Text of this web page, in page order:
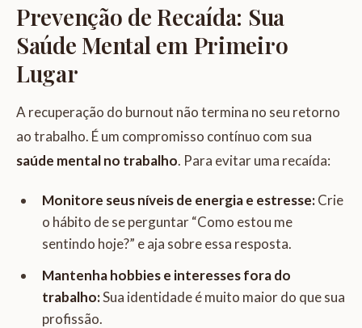
Prevenção de Recaída: Sua
Saúde Mental em Primeiro
Lugar
A recuperação do burnout não termina no seu retorno
ao trabalho. É um compromisso contínuo com sua
saúde mental no trabalho. Para evitar uma recaída:
Monitore seus níveis de energia e estresse:Crie
o hábito de se perguntar “Como estou me
sentindo hoje?” e aja sobre essa resposta.
Mantenha hobbies e interesses fora do
trabalho:Sua identidade é muito maior do que sua
profissão.